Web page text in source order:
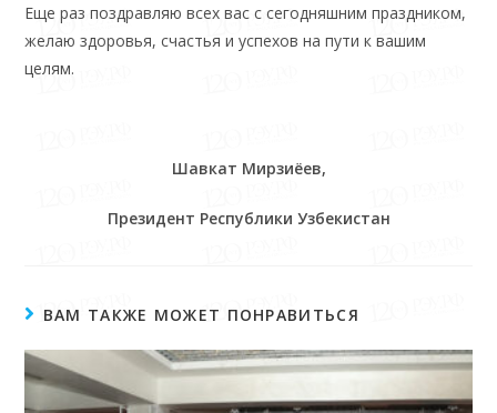
Еще раз поздравляю всех вас с сегодняшним праздником,
желаю здоровья, счастья и успехов на пути к вашим
целям.
Шавкат Мирзиёев,
Президент Республики Узбекистан
ВАМ ТАКЖЕ МОЖЕТ ПОНРАВИТЬСЯ